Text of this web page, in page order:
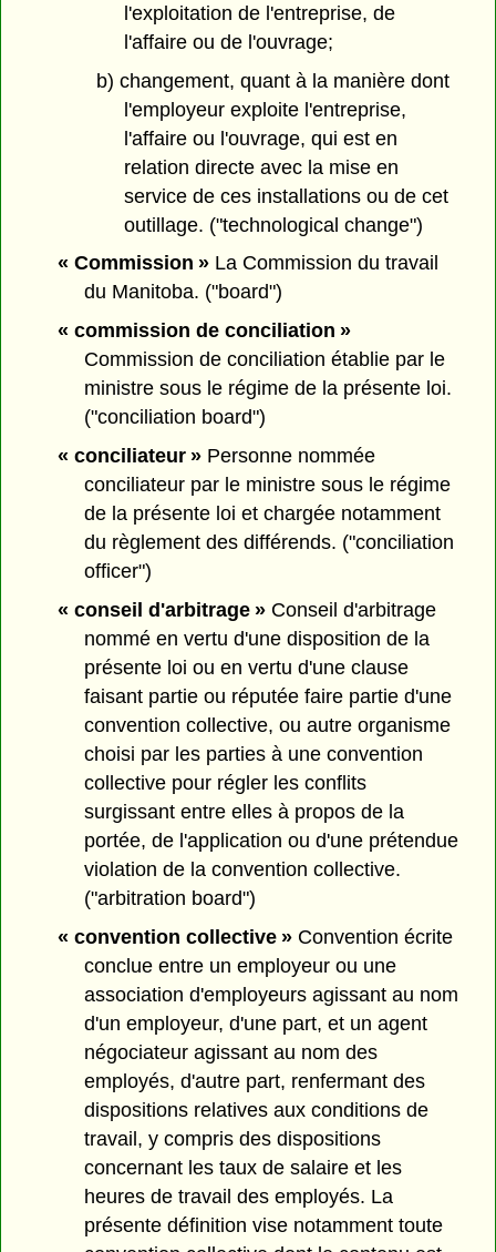
l'exploitation de l'entreprise, de
l'affaire ou de l'ouvrage;
b) changement, quant à la manière dont
l'employeur exploite l'entreprise,
l'affaire ou l'ouvrage, qui est en
relation directe avec la mise en
service de ces installations ou de cet
outillage. ("technological change")
« Commission »La Commission du travail
du Manitoba. ("board")
« commission de conciliation »
Commission de conciliation établie par le
ministre sous le régime de la présente loi.
("conciliation board")
« conciliateur »Personne nommée
conciliateur par le ministre sous le régime
de la présente loi et chargée notamment
du règlement des différends. ("conciliation
officer")
« conseil d'arbitrage »Conseil d'arbitrage
nommé en vertu d'une disposition de la
présente loi ou en vertu d'une clause
faisant partie ou réputée faire partie d'une
convention collective, ou autre organisme
choisi par les parties à une convention
collective pour régler les conflits
surgissant entre elles à propos de la
portée, de l'application ou d'une prétendue
violation de la convention collective.
("arbitration board")
« convention collective »Convention écrite
conclue entre un employeur ou une
association d'employeurs agissant au nom
d'un employeur, d'une part, et un agent
négociateur agissant au nom des
employés, d'autre part, renfermant des
dispositions relatives aux conditions de
travail, y compris des dispositions
concernant les taux de salaire et les
heures de travail des employés. La
présente définition vise notamment toute